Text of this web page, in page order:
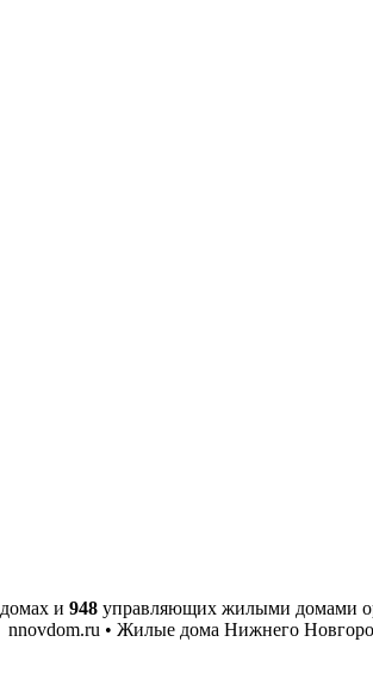
домах и 948 управляющих жилыми домами
nnovdom.ru • Жилые дома Нижнего